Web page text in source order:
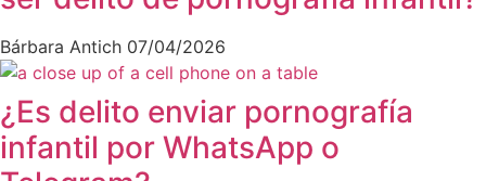
Bárbara Antich 07/04/2026
¿Es delito enviar pornografía
infantil por WhatsApp o